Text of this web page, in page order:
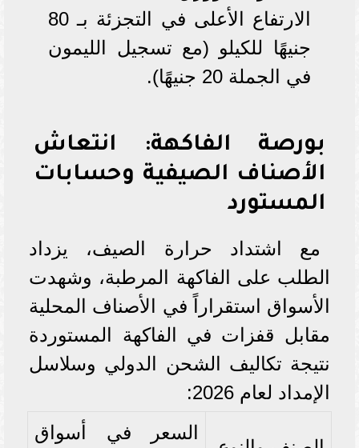
الارتفاع الأعلى في التجزئة بـ 80
جنيهًا للكيلو (مع تسجيل الليمون
في الجملة 20 جنيهًا).
بورصة الفاكهة: انتعاش
الأصناف الصيفية وحسابات
المستورد
مع اشتداد حرارة الصيف، يزداد
الطلب على الفاكهة المرطبة، وشهدت
الأسواق استقراراً في الأصناف المحلية
مقابل قفزات في الفاكهة المستوردة
نتيجة تكاليف الشحن الدولي وسلاسل
الإمداد لعام 2026:
السعر في أسواق